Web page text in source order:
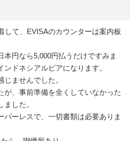
して、EVISAのカウンターは案内板
本円なら5,000円払うだけですみま
ドネシアルピアになります。
ませんでした。
が、事前準備を全くしていなかった
した。
パーレスで、一切書類は必要ありま